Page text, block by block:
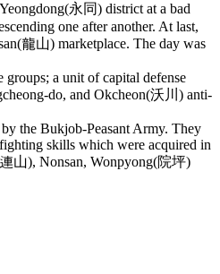
永同) district at a bad
one after another. At last,
龍山) marketplace. The day was
groups; a unit of capital defense
do, and Okcheon(沃川) anti-
the Bukjob-Peasant Army. They
skills which were acquired in
山), Nonsan, Wonpyong(院坪)